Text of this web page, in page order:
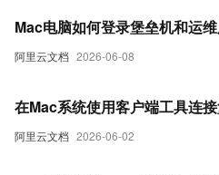
阿里云文档 2026-06-08
Mac电脑如何登录堡垒机和运
阿里云文档 2026-06-02
在Mac系统使用客户端工具连